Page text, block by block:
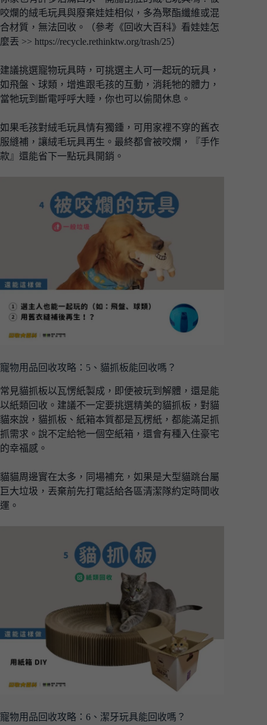
咬爛的絨毛玩具與廢棄娃娃相似，多為聚酯纖維或混
合材質，無法回收。（參考《回收大百科》看娃娃怎
麼丟 >> https://recycle.rethinktw.org/trash/25）
建議挑選寵物玩具時，可挑選主人可一起玩的玩具，
如飛盤、球類，增進跟毛孩的互動，消耗牠的體力，
當牠玩到斷電呼呼大睡，你也可以偷閒休息。
如果毛孩對絨毛玩具情有獨鍾，可用家裡不穿的舊衣
服縫補，讓絨毛玩具再生。最終都會被咬爛，『手作
款』還能省下一點玩具開銷。
寵物用品回收攻略：5、貓抓板能回收嗎？
常見貓抓板以瓦愣紙製成，即便被玩到解體，還是能
以紙類回收。建議不一定要挑選精美的貓抓板，對貓
貓來說，貓抓板、紙箱本質都是瓦楞紙，都能滿足抓
抓需求。說不定給牠一個空紙箱，還會有種入住豪宅
的幸福感。
貓貓周邊實在太多，同場補充，如果是大型貓跳台屬
巨大垃圾，丟棄前先打電話給各區清潔隊約定時間收
運。
寵物用品回收攻略：6、潔牙玩具能回收嗎？